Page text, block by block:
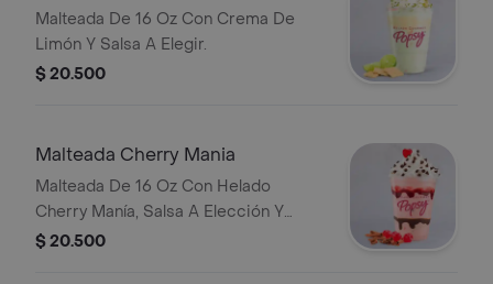
Lechera
Malteada De 16 Oz Con Crema De
Limón Y Salsa A Elegir.
$ 20.500
Malteada Cherry Mania
Malteada De 16 Oz Con Helado
Cherry Manía, Salsa A Elección Y
Chips De Chocolate.
$ 20.500